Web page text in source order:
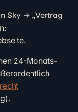
Sky → „Vertrag
24-Monats-